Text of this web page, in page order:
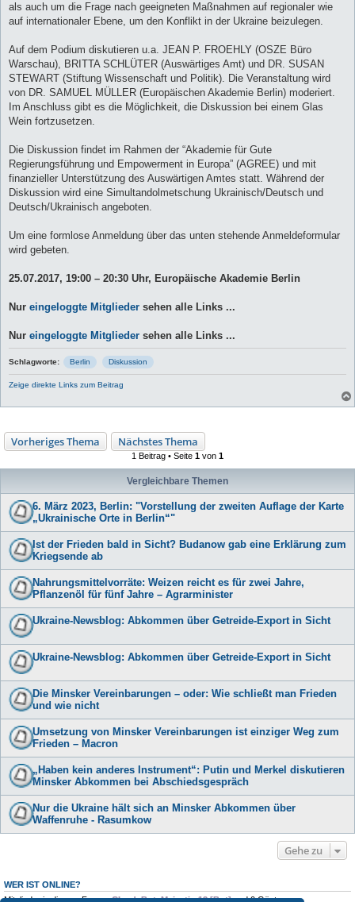
als auch um die Frage nach geeigneten Maßnahmen auf regionaler wie
auf internationaler Ebene, um den Konflikt in der Ukraine beizulegen.
Auf dem Podium diskutieren u.a. JEAN P. FROEHLY (OSZE Büro
Warschau), BRITTA SCHLÜTER (Auswärtiges Amt) und DR. SUSAN
STEWART (Stiftung Wissenschaft und Politik). Die Veranstaltung wird
von DR. SAMUEL MÜLLER (Europäischen Akademie Berlin) moderiert.
Im Anschluss gibt es die Möglichkeit, die Diskussion bei einem Glas
Wein fortzusetzen.
Die Diskussion findet im Rahmen der “Akademie für Gute
Regierungsführung und Empowerment in Europa” (AGREE) und mit
finanzieller Unterstützung des Auswärtigen Amtes statt. Während der
Diskussion wird eine Simultandolmetschung Ukrainisch/Deutsch und
Deutsch/Ukrainisch angeboten.
Um eine formlose Anmeldung über das unten stehende Anmeldeformular
wird gebeten.
25.07.2017, 19:00 – 20:30 Uhr, Europäische Akademie Berlin
Nur eingeloggte Mitglieder sehen alle Links ...
Nur eingeloggte Mitglieder sehen alle Links ...
Schlagworte: Berlin Diskussion
Zeige direkte Links zum Beitrag
Vorheriges Thema Nächstes Thema
1 Beitrag • Seite 1 von 1
Vergleichbare Themen
6. März 2023, Berlin: "Vorstellung der zweiten Auflage der Karte
„Ukrainische Orte in Berlin“"
Ist der Frieden bald in Sicht? Budanow gab eine Erklärung zum
Kriegsende ab
Nahrungsmittelvorräte: Weizen reicht es für zwei Jahre,
Pflanzenöl für fünf Jahre – Agrarminister
Ukraine-Newsblog: Abkommen über Getreide-Export in Sicht
Ukraine-Newsblog: Abkommen über Getreide-Export in Sicht
Die Minsker Vereinbarungen – oder: Wie schließt man Frieden
und wie nicht
Umsetzung von Minsker Vereinbarungen ist einziger Weg zum
Frieden – Macron
„Haben kein anderes Instrument“: Putin und Merkel diskutieren
Minsker Abkommen bei Abschiedsgespräch
Nur die Ukraine hält sich an Minsker Abkommen über
Waffenruhe - Rasumkow
Gehe zu
WER IST ONLINE?
Mitglieder in diesem Forum:ClaudeBot,Majestic-12 [Bot]und 0 Gäste